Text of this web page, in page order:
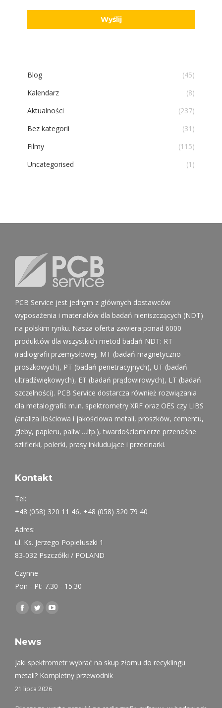
Blog
(45)
Kalendarz
(8)
Aktualności
(237)
Bez kategorii
(31)
Filmy
(115)
Uncategorised
(1)
PCB Service jest jednym z głównych dostawców
wyposażenia i materiałów dla badań nieniszczących (NDT)
na polskim rynku. Nasza oferta zawiera ponad 6000
produktów dla wszystkich metod badań NDT: RT
(radiografii przemysłowej, MT (badań magnetyczno –
proszkowych), PT (badań penetracyjnych), UT (badań
ultradźwiękowych), ET (badań prądowirowych), LT (badań
szczelności). PCB Service dostarcza również rozwiązania
dla metalografii: m.in. spektrometry XRF oraz OES czy LIBS
(analiza ilościowa i jakościowa metali, proszków, cementu,
gleby, papieru, paliw …itp.), twardościomierze przenośne
szlifierki, polerki, prasy inkludujące i przecinarki.
Kontakt
Tel:
+48 (058) 320 11 46, +48 (058) 320 79 40
Adres:
ul. Ks. Jerzego Popiełuszki 1
83-032 Pszczółki / POLAND
Czynne
Pon - Pt: 7.30 - 15.30
Find us on:
Facebook
opens
new
window
Twitter
opens
new
window
YouTube
new
window
News
Jaki spektrometr wybrać na skup złomu do recyklingu
metali? Kompletny przewodnik
21 lipca 2026